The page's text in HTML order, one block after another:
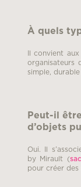
À quels
Il convient
organisateurs
simple,
Peut-il
d’objets
Oui. Il
by Mirault (
pour créer des